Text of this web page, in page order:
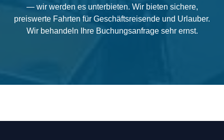
— wir werden es unterbieten. Wir bieten sichere,
preiswerte Fahrten für Geschäftsreisende und Urlauber.
Wir behandeln Ihre Buchungsanfrage sehr ernst.